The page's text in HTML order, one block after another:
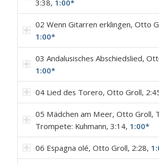
3:38, 1:00*
02 Wenn Gitarren erklingen, Otto
1:00*
03 Andalusisches Abschiedslied,
1:00*
04 Lied des Torero, Otto Groll,
05 Mädchen am Meer, Otto Groll,
Trompete: Kuhmann, 3:14, 1:00*
06 Espagna olé, Otto Groll, 2:28,